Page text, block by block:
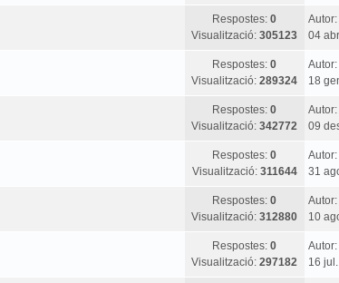
Respostes:0
Visualització:305123
Autor:
04
Respostes:0
Visualització:289324
Autor:
18
Respostes:0
Visualització:342772
Autor:
09
Respostes:0
Visualització: 311644
Autor:
31
Respostes:0
Visualització:312880
Autor:
10
Respostes:0
Visualització:297182
Autor:
16